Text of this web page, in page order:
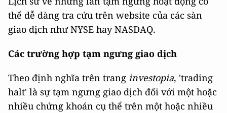
thể dễ dàng tra cứu trên website của các sàn
giao dịch như NYSE hay NASDAQ.
Các trường hợp tạm ngưng giao dịch
Theo định nghĩa trên trang investopia, 'trading
halt' là sự tạm ngưng giao dịch đối với một hoặc
nhiều chứng khoán cụ thể trên một hoặc nhiều